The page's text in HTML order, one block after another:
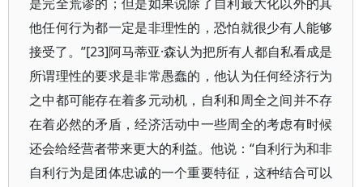
他任何行为都一定是非理性的，恐怕就很少有人能够
接受了。”[23]阿马蒂亚·森认为把所有人都自私看成是
所谓理性的要求是非常愚蠢的，他认为任何经济行为
之中都可能存在着多元动机，自利和周全之间并不存
在着必然的矛盾，经济活动中一些周全的考虑有时候
还会给经营者带来更大的利益。他说：“自利行为和非
自利行为是团体忠诚的一个重要特征，这种结合可以